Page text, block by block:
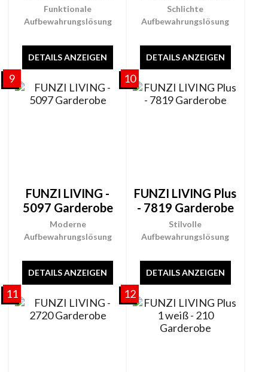
Funktionale
Aufbewahrungslösung
DETAILS ANZEIGEN
Schlichte
Aufbewahrungslösung
DETAILS ANZEIGEN
9
Moderne
Aufbewahrungslösung
FUNZI LIVING -
5097 Garderobe
DETAILS ANZEIGEN
10
Stilvolle
Aufbewahrungslösung
FUNZI LIVING Plus
- 7819 Garderobe
DETAILS ANZEIGEN
11 12